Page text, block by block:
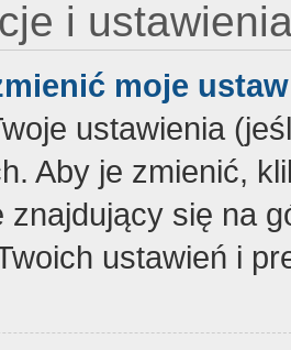
i
moje
ustawienia
Aby je zmienić,
znajdujący się na
ustawień i